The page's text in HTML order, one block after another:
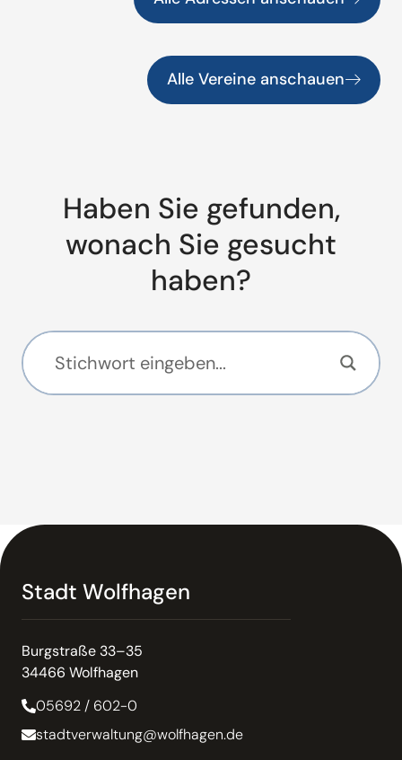
Alle Vereine anschauen
Haben Sie gefunden,
wonach Sie gesucht
haben?
Stadt Wolfhagen
Burgstraße 33–35
34466 Wolfhagen
05692 / 602-0
stadtverwaltung@wolfhagen.de